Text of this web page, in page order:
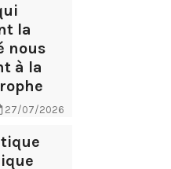
la
nous
à la
27/07/2026